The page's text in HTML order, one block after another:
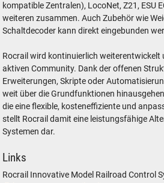
kompatible Zentralen), LocoNet, Z21, ESU
weiteren zusammen. Auch Zubehör wie
Schaltdecoder kann direkt eingebunden
Rocrail wird kontinuierlich weiterentwickelt
aktiven Community. Dank der offenen
Erweiterungen, Skripte oder
weit über die Grundfunktionen
die eine flexible, kosteneffiziente und
stellt Rocrail damit eine leistungsfähige
Systemen dar.
Links
Rocrail Innovative Model Railroad Control